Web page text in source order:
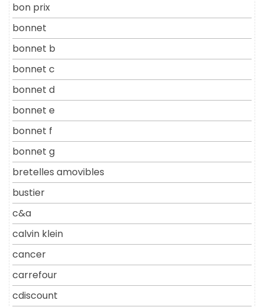
bon prix
bonnet
bonnet b
bonnet c
bonnet d
bonnet e
bonnet f
bonnet g
bretelles amovibles
bustier
c&a
calvin klein
cancer
carrefour
cdiscount